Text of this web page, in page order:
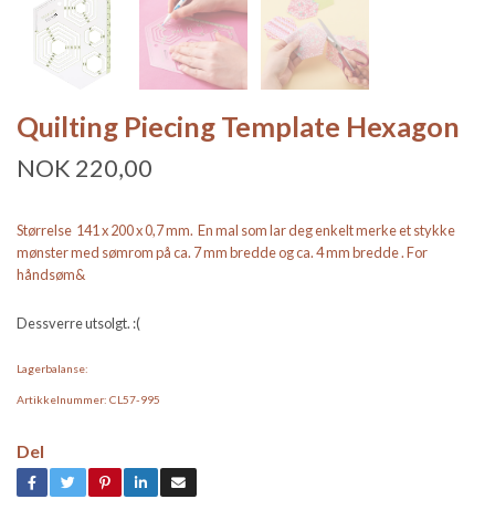
Quilting Piecing Template Hexagon
NOK 220,00
Størrelse 141 x 200 x 0,7 mm. En mal som lar deg enkelt merke et stykke
mønster med sømrom på ca. 7 mm bredde og ca. 4 mm bredde . For
håndsøm&
Dessverre utsolgt. :(
Lagerbalanse:
Artikkelnummer: CL57-995
Del